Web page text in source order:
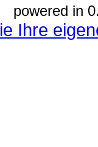
powered in
Ihre